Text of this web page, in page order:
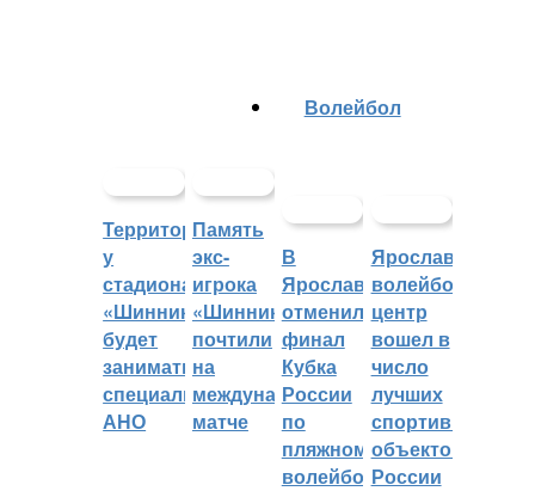
Территорией
у
стадиона
«Шинник»
будет
заниматься
специальное
АНО
Память
экс-
игрока
«Шинника»
почтили
на
международном
матче
Волейбол
В
Ярославле
отменили
финал
Кубка
России
по
пляжному
волейболу
Ярославский
волейбольный
центр
вошел в
число
лучших
спортивных
объектов
России